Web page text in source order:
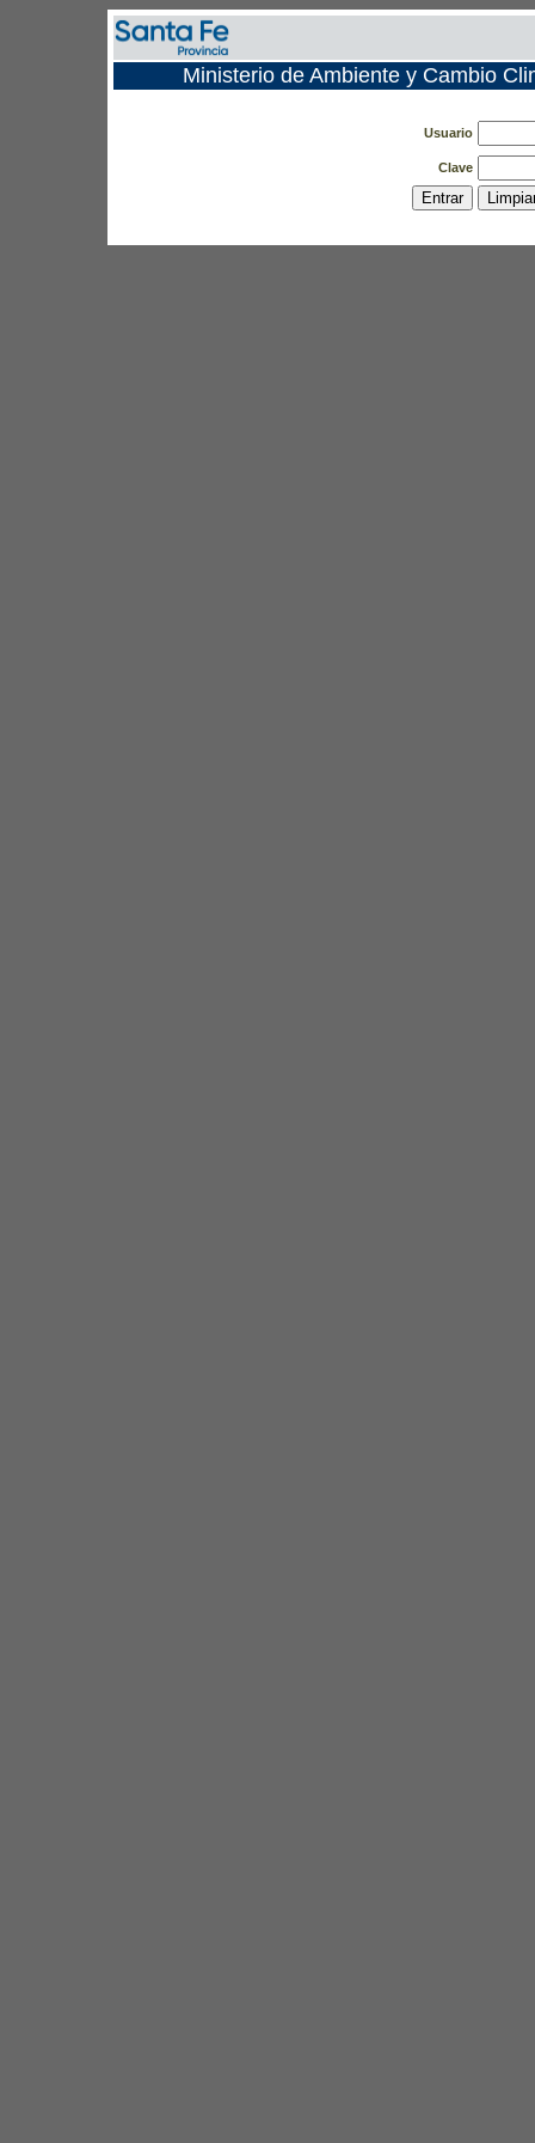
Ministerio de Ambiente y Cambio
Usuario
Clave